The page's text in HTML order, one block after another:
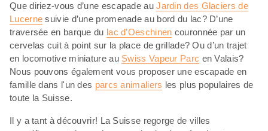
Que diriez-vous d’une escapade auJardin des Glaciers de
Lucerne suivie d’une promenade au bord du lac? D’une
traversée en barque du lac d’Oeschinen couronnée par un
cervelas cuit à point sur la place de grillade? Ou d’un trajet
en locomotive miniature au Swiss Vapeur Parc en Valais?
Nous pouvons également vous proposer une escapade en
famille dans l'un des parcs animaliers les plus populaires de
toute la Suisse.
Il y a tant à découvrir! La Suisse regorge de villes